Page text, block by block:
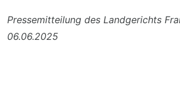
Pressemitteilung des Landgerichts
06.06.2025